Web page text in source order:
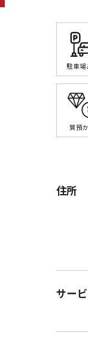
駐車場
質預
住所
サー